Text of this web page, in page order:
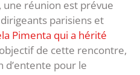
, une réunion est prévue
parisiens et
Pimenta qui a hérité
de cette rencontre,
d’entente pour le